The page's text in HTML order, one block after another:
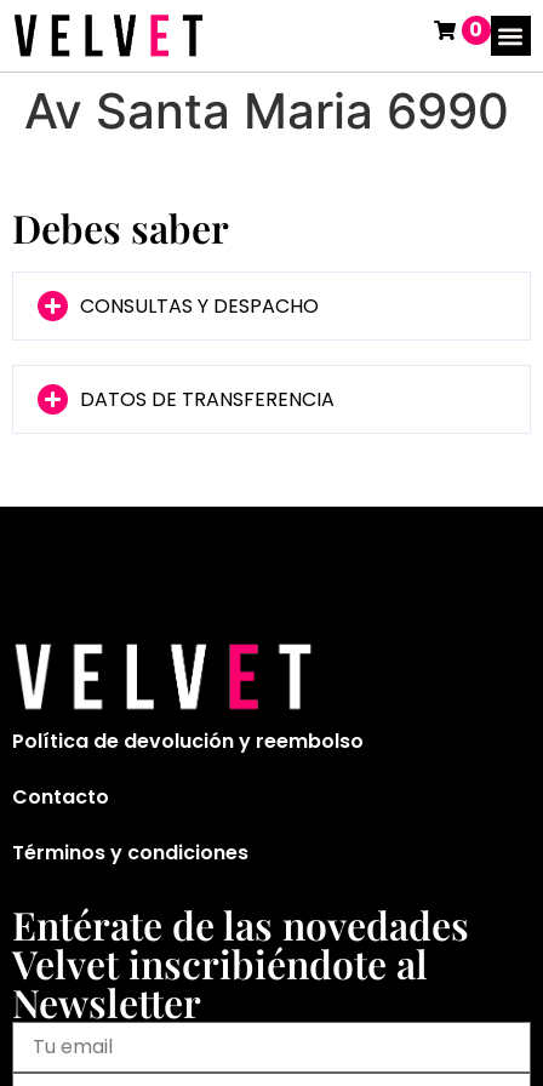
0
Av Santa Maria 6990
Debes saber
CONSULTAS Y DESPACHO
DATOS DE TRANSFERENCIA
Política de devolución y reembolso
Contacto
Términos y condiciones
Entérate de las novedades
Velvet inscribiéndote al
Newsletter